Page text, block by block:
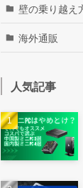
壁の乗り越え
海外通販
人気記事